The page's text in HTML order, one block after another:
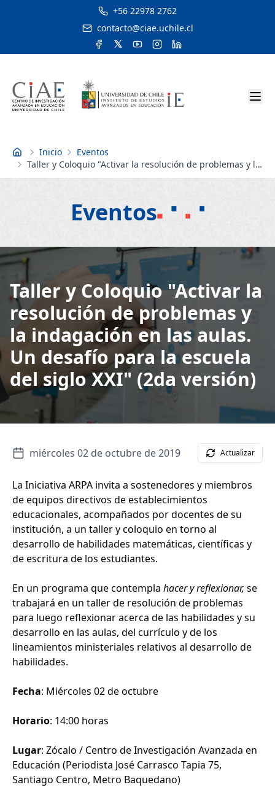
+56 22978 2762
contacto@ciae.uchile.cl
Inicio Inicio
Eventos
Taller y Coloquio "Activar la resolución de problemas y la
indagación en las aulas. Un desafío para la escuela del
Eventos
Taller y Coloquio "Activar la
resolución de problemas y
la indagación en las aulas.
Un desafío para la escuela
del siglo XXI" (2da versión)
miércoles 02 de octubre de 2019 Actualizar
La Iniciativa ARPA invita a sostenedores y miembros
de equipos directivos de establecimientos
educacionales, acompañados por docentes de su
institución, a un taller y coloquio en torno al
desarrollo de habilidades matemáticas, científicas y
de escritura de los estudiantes.
En un programa que contempla hacer y reflexionar, se
trabajará en un taller de resolución de problemas
para luego reflexionar acerca de las habilidades y su
desarrollo en las aulas, del currículo y de los
lineamientos ministeriales relativos al desarrollo de
habilidades.
Fecha: Miércoles 02 de octubre
Horario: 14:00 horas
Lugar: Zócalo / Centro de Investigación Avanzada en
Educación (Periodista José Carrasco Tapia 75,
Santiago Centro, Metro Baquedano)